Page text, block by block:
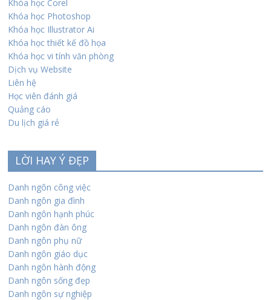
Khóa học Corel
Khóa học Photoshop
Khóa học Illustrator Ai
Khóa học thiết kế đồ họa
Khóa học vi tính văn phòng
Dịch vụ Website
Liên hệ
Học viên đánh giá
Quảng cáo
Du lịch giá rẻ
LỜI HAY Ý ĐẸP
Danh ngôn công việc
Danh ngôn gia đình
Danh ngôn hạnh phúc
Danh ngôn đàn ông
Danh ngôn phụ nữ
Danh ngôn giáo dục
Danh ngôn hành động
Danh ngôn sống đẹp
Danh ngôn sự nghiệp